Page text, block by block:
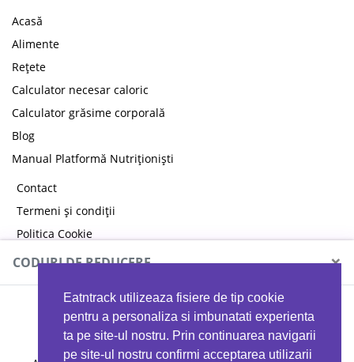
Eatntrack utilizeaza fisiere de tip cookie
pentru a personaliza si imbunatati experienta
ta pe site-ul nostru. Prin continuarea navigarii
pe site-ul nostru confirmi acceptarea utilizarii
Acasă
Alimente
Rețete
Calculator necesar caloric
Calculator grăsime corporală
Blog
Manual Platformă Nutriționiști
Contact
Termeni și condiții
Politica Cookie
Politica de confidențialitate
CODURI DE REDUCERE ×
MYPROTEIN